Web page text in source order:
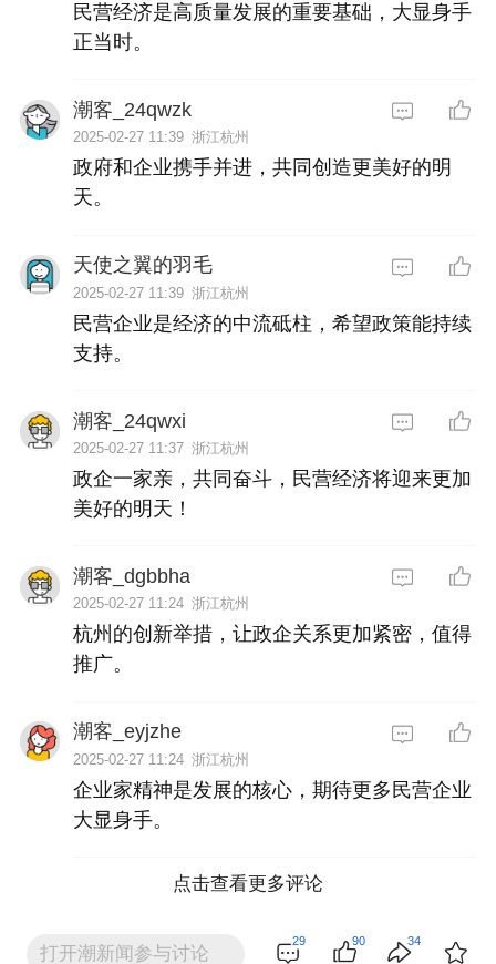
民营经济是高质量发展的重要基础，大显身手
正当时。
潮客_24qwzk
2025-02-27 11:39 浙江杭州
政府和企业携手并进，共同创造更美好的明
天。
天使之翼的羽毛
2025-02-27 11:39 浙江杭州
民营企业是经济的中流砥柱，希望政策能持续
支持。
潮客_24qwxi
2025-02-27 11:37 浙江杭州
政企一家亲，共同奋斗，民营经济将迎来更加
美好的明天！
潮客_dgbbha
2025-02-27 11:24 浙江杭州
杭州的创新举措，让政企关系更加紧密，值得
推广。
潮客_eyjzhe
2025-02-27 11:24 浙江杭州
企业家精神是发展的核心，期待更多民营企业
大显身手。
点击查看更多评论
打开潮新闻参与讨论
29 90 34